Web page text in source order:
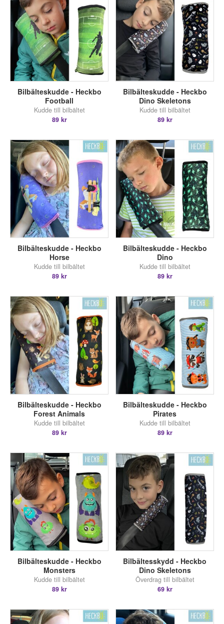
Bilbälteskudde - Heckbo
Football
Kudde till bilbältet
89 kr
Bilbälteskudde - Heckbo
Dino Skeletons
Kudde till bilbältet
89 kr
Bilbälteskudde - Heckbo
Horse
Kudde till bilbältet
89 kr
Bilbälteskudde - Heckbo
Dino
Kudde till bilbältet
89 kr
Bilbälteskudde - Heckbo
Forest Animals
Kudde till bilbältet
89 kr
Bilbälteskudde - Heckbo
Pirates
Kudde till bilbältet
89 kr
Bilbälteskudde - Heckbo
Monsters
Kudde till bilbältet
89 kr
Bilbältesskydd - Heckbo
Dino Skeletons
Överdrag till bilbältet
69 kr